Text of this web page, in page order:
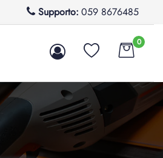
Supporto: 059 8676485
0